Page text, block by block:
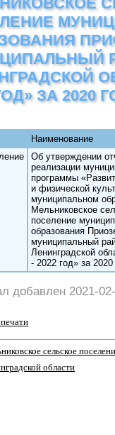
ЗА 2020
Наименование
Об утверждении
реализации
программы
и физической
муниципальном
Мельниковское
поселение
образования
муниципальный
Ленинградской
- 2022 год» за 2020
добавлен 2021-
сельское
области